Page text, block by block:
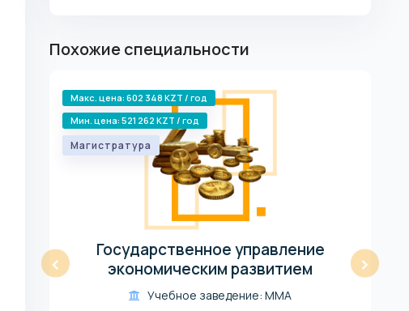
Похожие специальности
‹
Макс. цена: 602 348 KZT / год
Мин. цена: 521 262 KZT / год
Магистратура
Государственное управление
экономическим развитием
Учебное заведение: ММА
›